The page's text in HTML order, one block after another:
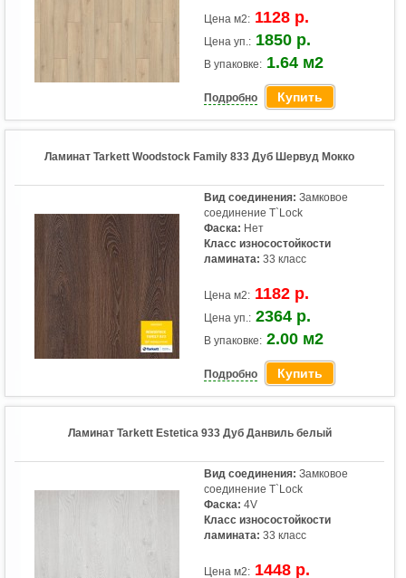
Цена м2: 1128 р.
Цена уп.: 1850 р.
В упаковке: 1.64 м2
Подробно Купить
Ламинат Tarkett Woodstock Family 833 Дуб Шервуд Мокко
Вид соединения: Замковое
соединение T`Lock
Фаска: Нет
Класс износостойкости
ламината: 33 класс
Цена м2: 1182 р.
Цена уп.: 2364 р.
В упаковке: 2.00 м2
Подробно Купить
Ламинат Tarkett Estetica 933 Дуб Данвиль белый
Вид соединения: Замковое
соединение T`Lock
Фаска: 4V
Класс износостойкости
ламината: 33 класс
Цена м2: 1448 р.